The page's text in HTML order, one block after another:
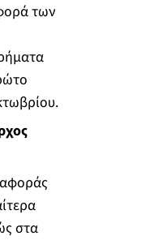
των
στα